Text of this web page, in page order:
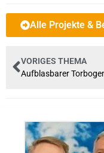
Alle Projekte &
VORIGES THEMA